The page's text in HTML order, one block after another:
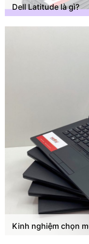
Dell Latitude là gì?
Kinh nghiệm chọn